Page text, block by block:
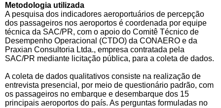
Metodologia utilizada
A pesquisa dos indicadores aeroportuários de percepção
dos passageiros nos aeroportos é coordenada por equipe
técnica da SAC/PR, com o apoio do Comitê Técnico de
Desempenho Operacional (CTDO) da CONAERO e da
Praxian Consultoria Ltda., empresa contratada pela
SAC/PR mediante licitação pública, para a coleta de dados.
A coleta de dados qualitativos consiste na realização de
entrevista presencial, por meio de questionário padrão, com
os passageiros no embarque e desembarque dos 15
principais aeroportos do país. As perguntas formuladas no